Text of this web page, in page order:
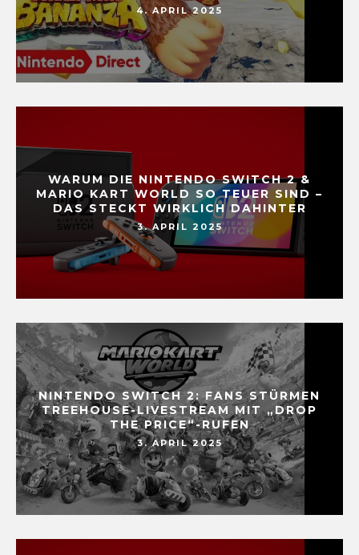
4. APRIL 2025
WARUM DIE NINTENDO SWITCH 2 &
MARIO KART WORLD SO TEUER SIND –
DAS STECKT WIRKLICH DAHINTER
3. APRIL 2025
NINTENDO SWITCH 2: FANS STÜRMEN
TREEHOUSE-LIVESTREAM MIT „DROP
THE PRICE“-RUFEN
3. APRIL 2025